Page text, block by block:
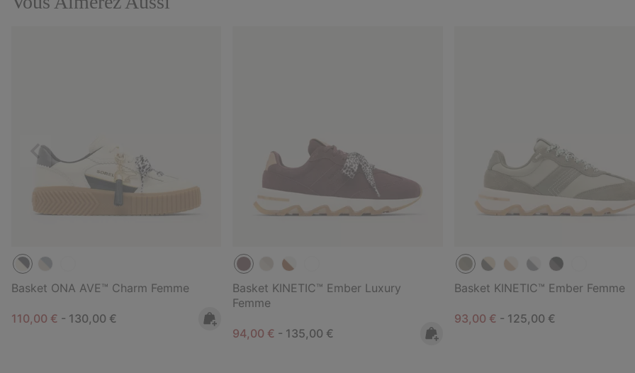
Basket ONA AVE™ Charm Femme
Minimum sale price:
110,00 € - Maximum price:
130,00 €
Basket KINETIC™ Ember Luxury
Femme
Minimum sale price:
94,00 € - Maximum price:
135,00 €
Basket KINETIC™ Ember Femme
Minimum sale price:
93,00 € - Maximum price:
125,00 €